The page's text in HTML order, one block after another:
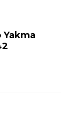
Yakma